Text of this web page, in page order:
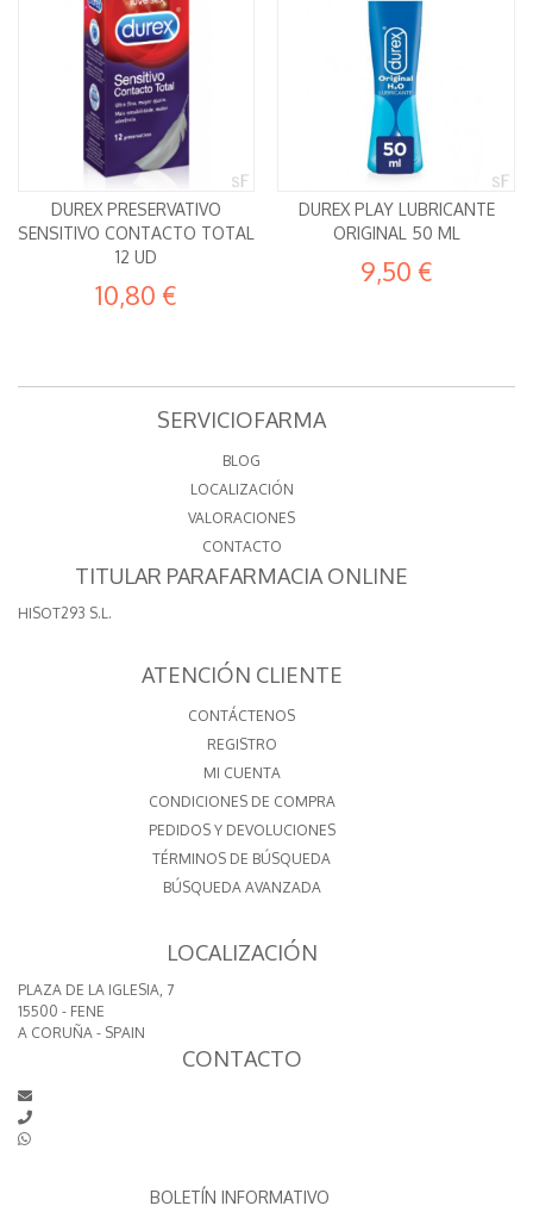
DUREX PRESERVATIVO
SENSITIVO CONTACTO TOTAL
12 UD
10,80 €
DUREX PLAY LUBRICANTE
ORIGINAL 50 ML
9,50 €
SERVICIOFARMA
BLOG
LOCALIZACIÓN
VALORACIONES
CONTACTO
TITULAR PARAFARMACIA ONLINE
HISOT293 S.L.
ATENCIÓN CLIENTE
CONTÁCTENOS
REGISTRO
MI CUENTA
CONDICIONES DE COMPRA
PEDIDOS Y DEVOLUCIONES
TÉRMINOS DE BÚSQUEDA
BÚSQUEDA AVANZADA
LOCALIZACIÓN
PLAZA DE LA IGLESIA, 7
15500 - FENE
A CORUÑA - SPAIN
CONTACTO
BOLETÍN INFORMATIVO